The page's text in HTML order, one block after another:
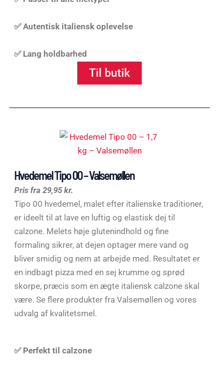
✅ Autentisk italiensk oplevelse
✅ Lang holdbarhed
Til butik
Hvedemel Tipo 00 – Valsemøllen
Pris fra 29,95 kr.
Tipo 00 hvedemel, malet efter italienske traditioner,
er ideelt til at lave en luftig og elastisk dej til
calzone. Melets høje glutenindhold og fine
formaling sikrer, at dejen optager mere vand og
bliver smidig og nem at arbejde med. Resultatet er
en indbagt pizza med en sej krumme og sprød
skorpe, præcis som en ægte italiensk calzone skal
være. Se flere produkter fra Valsemøllen og vores
udvalg af kvalitetsmel.
✅ Perfekt til calzone